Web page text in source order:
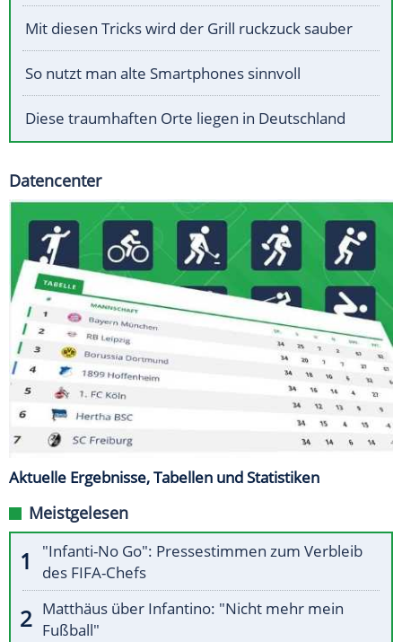
Mit diesen Tricks wird der Grill ruckzuck sauber
So nutzt man alte Smartphones sinnvoll
Diese traumhaften Orte liegen in Deutschland
Datencenter
Aktuelle Ergebnisse, Tabellen und Statistiken
Meistgelesen
"Infanti-No Go": Pressestimmen zum Verbleib
des FIFA-Chefs
Matthäus über Infantino: "Nicht mehr mein
Fußball"